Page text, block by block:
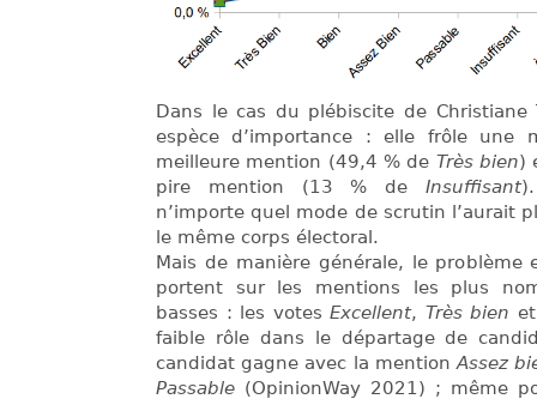
Dans le cas du plébiscite de Christiane
espèce d’importance : elle frôle une
meilleure mention (49,4 % de Très bien)
pire mention (13 % de Insuffisant
n’importe quel mode de scrutin l’aurait
le même corps électoral.
Mais de manière générale, le problème
portent sur les mentions les plus
basses : les votes Excellent, Très bien
faible rôle dans le départage de
candidat gagne avec la mentionAssez
Passable (OpinionWay 2021) ; même